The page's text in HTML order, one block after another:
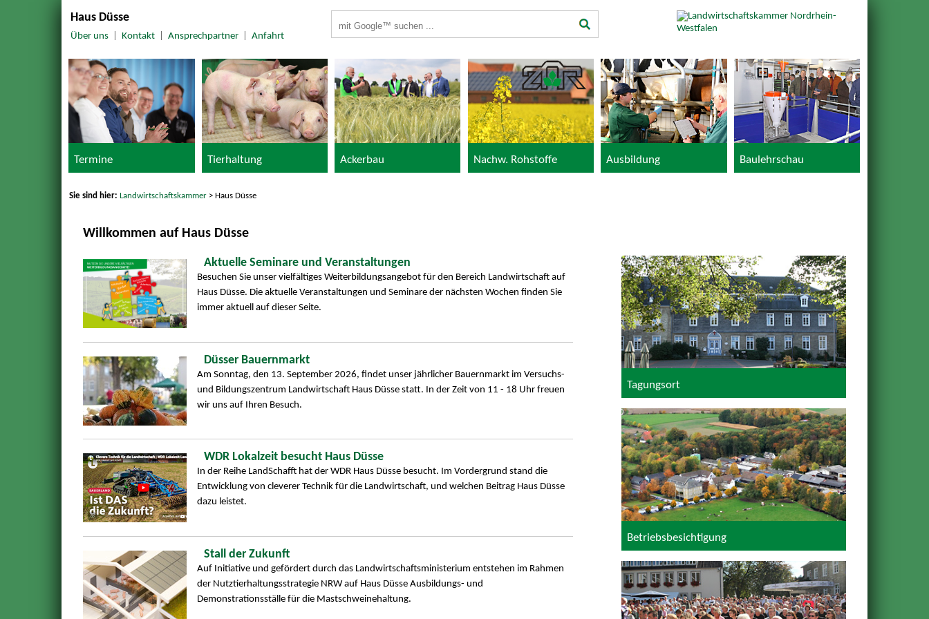
Haus Düsse
Über uns| Kontakt| Ansprechpartner| Anfahrt
Termine Tierhaltung Ackerbau Nachw. Rohstoffe Ausbildung Baulehrschau
Sie sind hier:Landwirtschaftskammer > Haus Düsse
Willkommen auf Haus Düsse
Aktuelle Seminare und Veranstaltungen
Besuchen Sie unser vielfältiges Weiterbildungsangebot für den Bereich Landwirtschaft auf
Haus Düsse. Die aktuelle Veranstaltungen und Seminare der nächsten Wochen finden Sie
immer aktuell auf dieser Seite.
Düsser Bauernmarkt
Am Sonntag, den 13. September 2026, findet unser jährlicher Bauernmarkt im Versuchs-
und Bildungszentrum Landwirtschaft Haus Düsse statt. In der Zeit von 11 - 18 Uhr freuen
wir uns auf Ihren Besuch.
WDR Lokalzeit besucht Haus Düsse
In der Reihe LandSchafft hat der WDR Haus Düsse besucht. Im Vordergrund stand die
Entwicklung von cleverer Technik für die Landwirtschaft, und welchen Beitrag Haus Düsse
dazu leistet.
Stall der Zukunft
Auf Initiative und gefördert durch das Landwirtschaftsministerium entstehen im Rahmen
der Nutztierhaltungsstrategie NRW auf Haus Düsse Ausbildungs- und
Demonstrationsställe für die Mastschweinehaltung.
Tagungsort
Betriebsbesichtigung